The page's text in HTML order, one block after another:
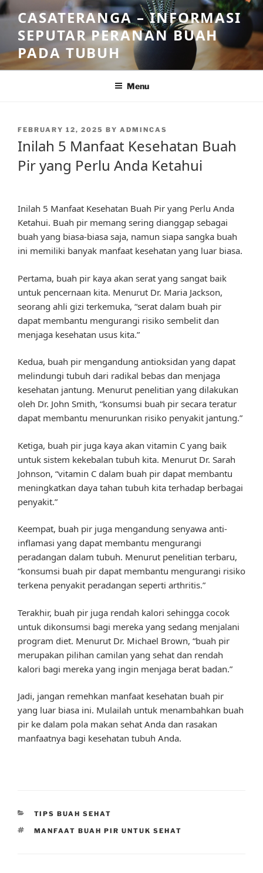
Skip
to
content
CASATERANGA – INFORMASI
SEPUTAR PERANAN BUAH
PADA TUBUH
Menu
POSTED
FEBRUARY 12, 2025 BY ADMINCAS
Inilah 5 Manfaat Kesehatan Buah
Pir yang Perlu Anda Ketahui
Inilah 5 Manfaat Kesehatan Buah Pir yang Perlu Anda
Ketahui. Buah pir memang sering dianggap sebagai
buah yang biasa-biasa saja, namun siapa sangka buah
ini memiliki banyak manfaat kesehatan yang luar biasa.
Pertama, buah pir kaya akan serat yang sangat baik
untuk pencernaan kita. Menurut Dr. Maria Jackson,
seorang ahli gizi terkemuka, “serat dalam buah pir
dapat membantu mengurangi risiko sembelit dan
menjaga kesehatan usus kita.”
Kedua, buah pir mengandung antioksidan yang dapat
melindungi tubuh dari radikal bebas dan menjaga
kesehatan jantung. Menurut penelitian yang dilakukan
oleh Dr. John Smith, “konsumsi buah pir secara teratur
dapat membantu menurunkan risiko penyakit jantung.”
Ketiga, buah pir juga kaya akan vitamin C yang baik
untuk sistem kekebalan tubuh kita. Menurut Dr. Sarah
Johnson, “vitamin C dalam buah pir dapat membantu
meningkatkan daya tahan tubuh kita terhadap berbagai
penyakit.”
Keempat, buah pir juga mengandung senyawa anti-
inflamasi yang dapat membantu mengurangi
peradangan dalam tubuh. Menurut penelitian terbaru,
“konsumsi buah pir dapat membantu mengurangi risiko
terkena penyakit peradangan seperti arthritis.”
Terakhir, buah pir juga rendah kalori sehingga cocok
untuk dikonsumsi bagi mereka yang sedang menjalani
program diet. Menurut Dr. Michael Brown, “buah pir
merupakan pilihan camilan yang sehat dan rendah
kalori bagi mereka yang ingin menjaga berat badan.”
Jadi, jangan remehkan manfaat kesehatan buah pir
yang luar biasa ini. Mulailah untuk menambahkan buah
pir ke dalam pola makan sehat Anda dan rasakan
manfaatnya bagi kesehatan tubuh Anda.
CATEGORIES
TIPS BUAH SEHAT
TAGS
MANFAAT BUAH PIR UNTUK SEHAT